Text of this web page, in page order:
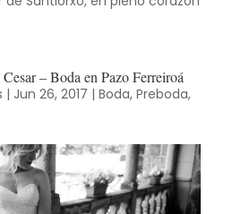
– Boda en Pazo Ferreiroá
| Jun 26, 2017 | Boda, Preboda,